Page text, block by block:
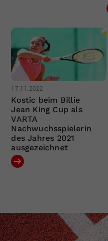
17.11.2022
Kostic beim Billie
Jean King Cup als
VARTA
Nachwuchsspielerin
des Jahres 2021
ausgezeichnet